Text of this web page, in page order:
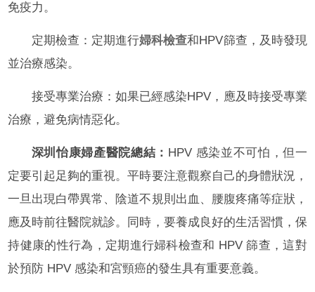
免疫力。
定期檢查：定期進行婦科檢查和HPV篩查，及時發現
並治療感染。
接受專業治療：如果已經感染HPV，應及時接受專業
治療，避免病情惡化。
深圳怡康婦產醫院總結： HPV 感染並不可怕，但一
定要引起足夠的重視。平時要注意觀察自己的身體狀況，
一旦出現白帶異常、陰道不規則出血、腰腹疼痛等症狀，
應及時前往醫院就診。同時，要養成良好的生活習慣，保
持健康的性行為，定期進行婦科檢查和 HPV 篩查，這對
於預防 HPV 感染和宮頸癌的發生具有重要意義。